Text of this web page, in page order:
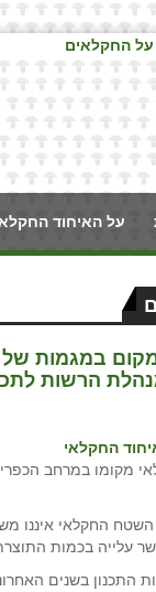
על האיחוד
במגמות של
הרשות
החקלאי
מקומו במרחב
החקלאי איננו
עלייה בכמות
התכנון בשנים